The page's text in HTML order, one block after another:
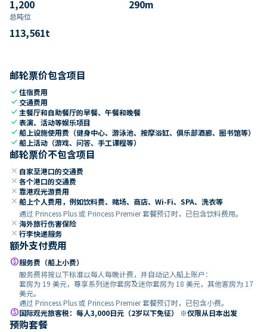
1,200 290m
总吨位
113,561t
邮轮票价包含项目
check住宿费用
check 交通费用
check 主餐厅和自助餐厅的早餐、午餐和晚餐
check表演、活动等娱乐项目
check船上设施使用费（健身中心、游泳池、按摩浴缸、俱乐部酒廊、图书馆等）
check船上活动（游戏、问答、手工课程等）
邮轮票价不包含项目
close 自家至港口的交通费
close 各个港口的交通费
close 靠港观光游费用
close 船上个人费用，例如饮料费、赌场、商店、Wi-Fi、SPA、洗衣等
通过 Princess Plus 或 Princess Premier 套餐预订时，已包含饮料费用。
close 海外旅行伤害保险
close 行李快递服务
额外支付费用
paid服务费（船上小费）
服务费将按以下标准以每人每晚计费，并自动记入船上账户：
套房为 19 美元，尊享系列迷你套房及迷你套房为 18 美元，其他客房为 17
美元。
通过 Princess Plus 或 Princess Premier 套餐预订时，已包含小费。
paid国际观光旅客税：每人3,000日元（2岁以下免征） ※仅限从日本出发
预购套餐